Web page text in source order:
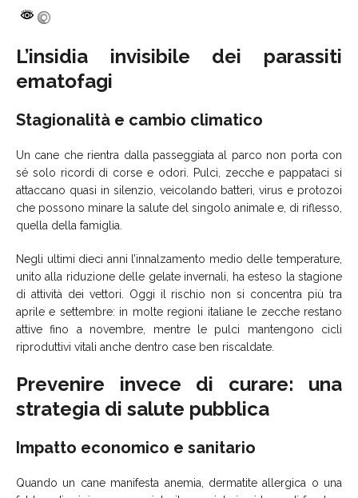
L’insidia invisibile dei parassiti
ematofagi
Stagionalità e cambio climatico
Un cane che rientra dalla passeggiata al parco non porta con
sé solo ricordi di corse e odori. Pulci, zecche e pappataci si
attaccano quasi in silenzio, veicolando batteri, virus e protozoi
che possono minare la salute del singolo animale e, di riflesso,
quella della famiglia.
Negli ultimi dieci anni l’innalzamento medio delle temperature,
unito alla riduzione delle gelate invernali, ha esteso la stagione
di attività dei vettori. Oggi il rischio non si concentra più tra
aprile e settembre: in molte regioni italiane le zecche restano
attive fino a novembre, mentre le pulci mantengono cicli
riproduttivi vitali anche dentro case ben riscaldate.
Prevenire invece di curare: una
strategia di salute pubblica
Impatto economico e sanitario
Quando un cane manifesta anemia, dermatite allergica o una